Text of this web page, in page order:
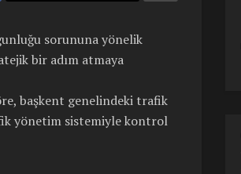
sorununa yönelik
bir adım atmaya
başkent genelindeki trafik
yönetim sistemiyle kontrol